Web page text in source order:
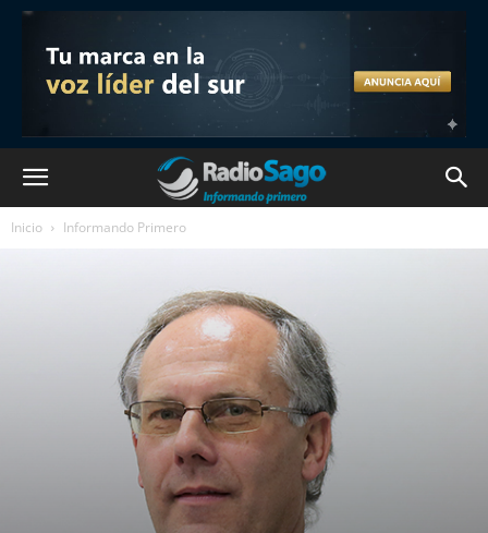
Inicio Informando Primero